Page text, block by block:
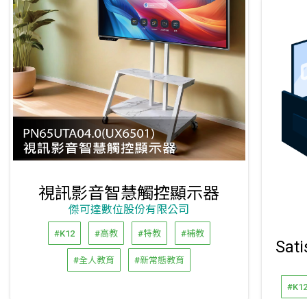
視訊影音智慧觸控顯示器
傑可達數位股份有限公司
#K12 #高教 #特教 #補教
#全人教育 #新常態教育